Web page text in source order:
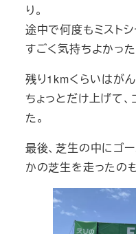
り。
途中で何度もミスト
すごく気持ちよかった
残り1kmくらいはが
ちょっとだけ上げて
た。
最後、芝生の中にゴ
かの芝生を走ったの